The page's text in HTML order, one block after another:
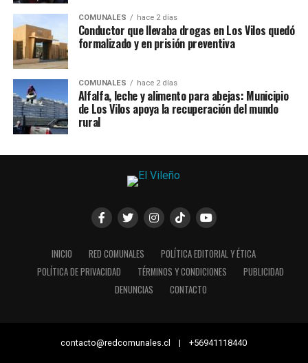
COMUNALES hace 2 días
Conductor que llevaba drogas en Los Vilos quedó
formalizado y en prisión preventiva
COMUNALES hace 2 días
Alfalfa, leche y alimento para abejas: Municipio
de Los Vilos apoya la recuperación del mundo
rural
INICIO RED COMUNALES
POLÍTICA EDITORIAL Y ÉTICA
POLÍTICA DE PRIVACIDAD
TÉRMINOS Y CONDICIONES
PUBLICIDAD
DENUNCIAS
CONTACTO
contacto@redcomunales.cl | +56941118440